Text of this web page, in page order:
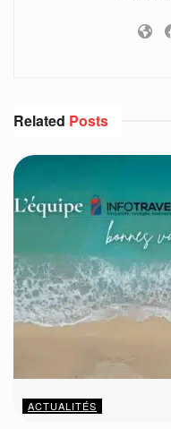
Related Posts
ACTUALITÉS